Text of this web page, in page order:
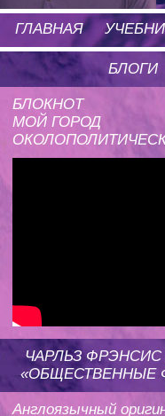
ГЛАВНАЯ
БЛОГИ
БЛОКНОТ
МОЙ ГОРОД
ЧАРЛЬЗ ФРЭНСИС
«ОБЩЕСТВЕННЫЕ
Англоязычный